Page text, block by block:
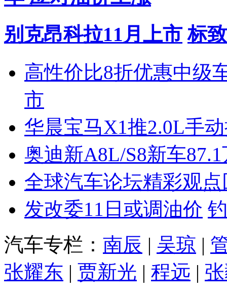
别克昂科拉11月上市 标
高性价比8折优惠中级
市
华晨宝马X1推2.0L手
奥迪新A8L/S8新车
全球汽车论坛精彩观点
发改委11日或调油价
汽车专栏： 南辰 | 吴琼 |
张耀东 | 贾新光 | 程远 |